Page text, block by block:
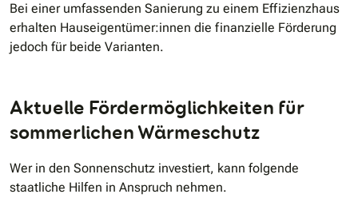
Bei einer umfassenden Sanierung zu einem Effizienzhaus
erhalten Hauseigentümer:innen die finanzielle Förderung
jedoch für beide Varianten.
Aktuelle Fördermöglichkeiten für
sommerlichen Wärmeschutz
Wer in den Sonnenschutz investiert, kann folgende
staatliche Hilfen in Anspruch nehmen.